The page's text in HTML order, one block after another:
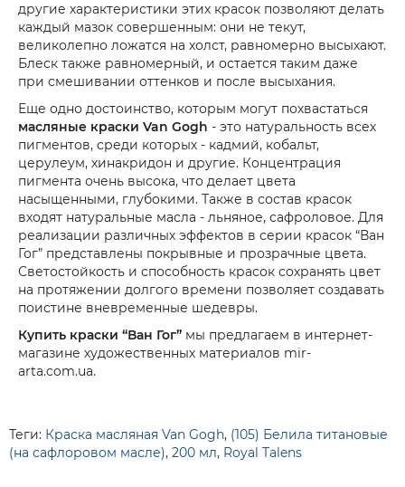
другие характеристики этих красок позволяют делать
каждый мазок совершенным: они не текут,
великолепно ложатся на холст, равномерно высыхают.
Блеск также равномерный, и остается таким даже
при смешивании оттенков и после высыхания.
Еще одно достоинство, которым могут похвастаться
масляные краски Van Gogh - это натуральность всех
пигментов, среди которых - кадмий, кобальт,
церулеум, хинакридон и другие. Концентрация
пигмента очень высока, что делает цвета
насыщенными, глубокими. Также в состав красок
входят натуральные масла - льняное, сафроловое. Для
реализации различных эффектов в серии красок “Ван
Гог” представлены покрывные и прозрачные цвета.
Светостойкость и способность красок сохранять цвет
на протяжении долгого времени позволяет создавать
поистине вневременные шедевры.
Купить краски “Ван Гог” мы предлагаем в интернет-
магазине художественных материалов mir-
arta.com.ua.
Теги: Краска масляная Van Gogh, (105) Белила титановые
(на сафлоровом масле), 200 мл, Royal Talens